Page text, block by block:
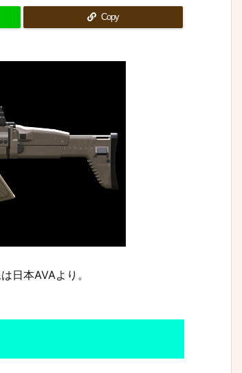
Copy
日本AVAより。